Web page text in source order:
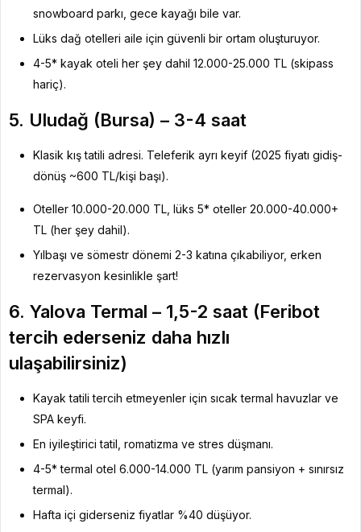
snowboard parkı, gece kayağı bile var.
Lüks dağ otelleri aile için güvenli bir ortam oluşturuyor.
4-5* kayak oteli her şey dahil 12.000-25.000 TL (skipass
hariç).
5. Uludağ (Bursa) – 3-4 saat
Klasik kış tatili adresi. Teleferik ayrı keyif (2025 fiyatı gidiş-
dönüş ~600 TL/kişi başı).
Oteller 10.000-20.000 TL, lüks 5* oteller 20.000-40.000+
TL (her şey dahil).
Yılbaşı ve sömestr dönemi 2-3 katına çıkabiliyor, erken
rezervasyon kesinlikle şart!
6. Yalova Termal – 1,5-2 saat (Feribot
tercih ederseniz daha hızlı
ulaşabilirsiniz)
Kayak tatili tercih etmeyenler için sıcak termal havuzlar ve
SPA keyfi.
En iyileştirici tatil, romatizma ve stres düşmanı.
4-5* termal otel 6.000-14.000 TL (yarım pansiyon + sınırsız
termal).
Hafta içi giderseniz fiyatlar %40 düşüyor.